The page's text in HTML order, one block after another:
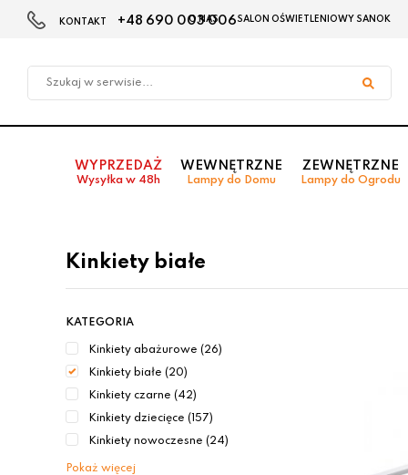
w
KONTAKT +48 690 003 006
O NAS SALON OŚWIETLENIOWY SANOK
WYPRZEDAŻ
Wysyłka w 48h
WEWNĘTRZNE
Lampy do Domu
ZEWNĘTRZNE
Lampy do Ogrodu
Kinkiety białe
KATEGORIA
Kinkiety abażurowe (26)
Kinkiety białe (20)
Kinkiety czarne (42)
Kinkiety dziecięce (157)
Kinkiety nowoczesne (24)
Pokaż więcej